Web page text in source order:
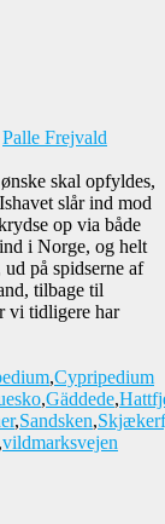
Palle Frejvald
skal opfyldes,
slår ind mod
op via både
i Norge, og helt
på spidserne af
tilbage til
vi tidligere har
,Cypripedium
,Gäddede,
,Sandsken,
vildmarksvejen